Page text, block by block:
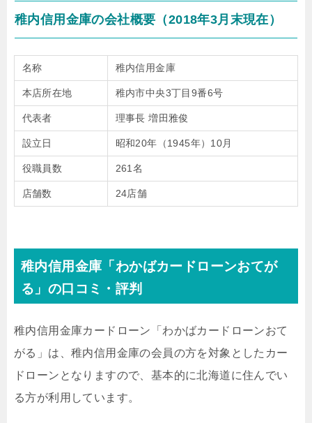
稚内信用金庫の会社概要（2018年3月末現在）
名称 稚内信用金庫
本店所在地 稚内市中央3丁目9番6号
代表者 理事長 増田雅俊
設立日 昭和20年（1945年）10月
役職員数 261名
店舗数 24店舗
稚内信用金庫「わかばカードローンおてが
る」の口コミ・評判
稚内信用金庫カードローン「わかばカードローンおて
がる」は、稚内信用金庫の会員の方を対象としたカー
ドローンとなりますので、基本的に北海道に住んでい
る方が利用しています。